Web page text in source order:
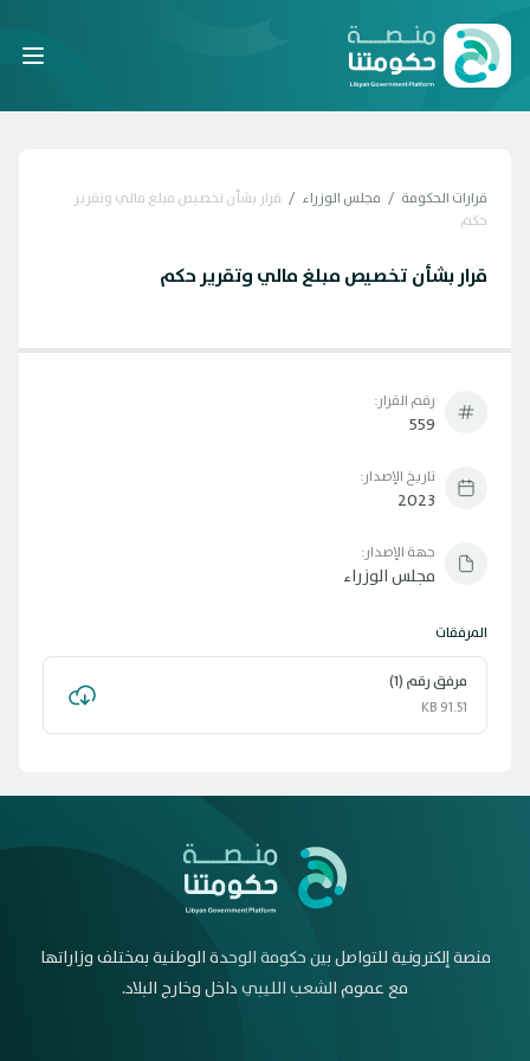
Laravel
قرارات الحكومة / مجلس الوزراء / قرار بشأن تخصيص مبلغ مالي وتقرير
حكم
قرار بشأن تخصيص مبلغ مالي وتقرير حكم
رقم القرار:
559
تاريخ الإصدار:
2023
جهة الإصدار:
مجلس الوزراء
المرفقات
مرفق رقم (1)
91.51 KB
منصة إلكترونية للتواصل بين حكومة الوحدة الوطنية بمختلف وزاراتها
مع عموم الشعب الليبي داخل وخارج البلاد.